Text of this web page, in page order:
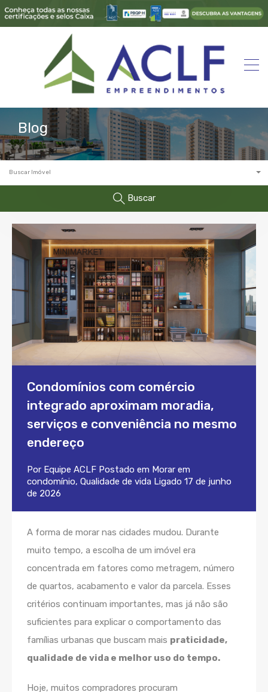
Blog
Buscar Imóvel
Buscar
Condomínios com comércio
integrado aproximam moradia,
serviços e conveniência no mesmo
endereço
Por Equipe ACLF Postado em Morar em
condomínio, Qualidade de vida Ligado 17 de junho
de 2026
A forma de morar nas cidades mudou. Durante
muito tempo, a escolha de um imóvel era
concentrada em fatores como metragem, número
de quartos, acabamento e valor da parcela. Esses
critérios continuam importantes, mas já não são
suficientes para explicar o comportamento das
famílias urbanas que buscam mais praticidade,
qualidade de vida e melhor uso do tempo.
Hoje, muitos compradores procuram